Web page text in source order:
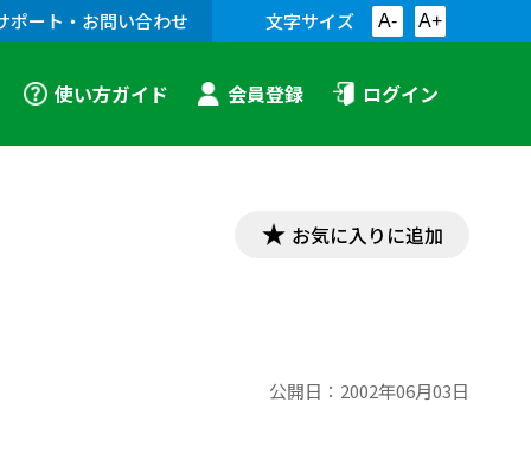
ポート・お問い合わせ 文字サイズ A- A+
使い方ガイド 会員登録 ログイン
お気に入りに追加
公開日： 2002年06月03日